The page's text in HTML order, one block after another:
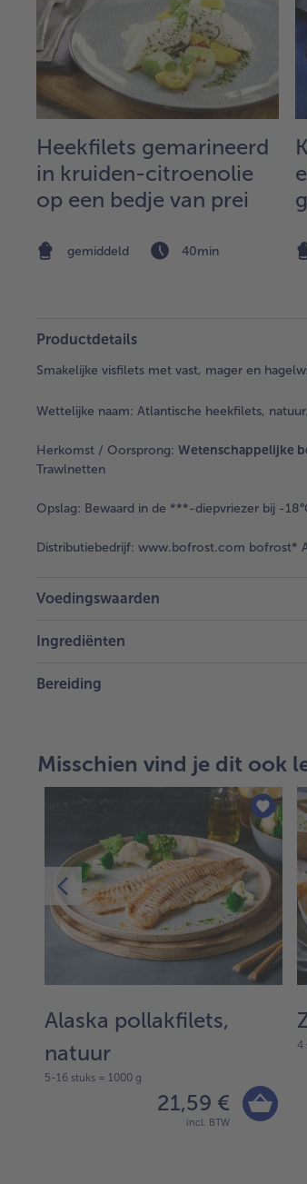
Heekfilets gemarineerd
in kruiden-citroenolie
op een bedje van prei
gemiddeld 40min
Productdetails
Smakelijke visfilets met vast, mager en
Wettelijke naam: Atlantische heekfilets,
Herkomst / Oorsprong: Wetenschappelijke
Trawlnetten
Opslag: Bewaard in de ***-diepvriezer bij -
Distributiebedrijf: www.bofrost.com bofrost*
Voedingswaarden
Ingrediënten
Bereiding
Misschien vind je dit ook
Alaska pollakfilets,
natuur
5-16 stuks = 1000 g
21,59 €
incl. BTW
4